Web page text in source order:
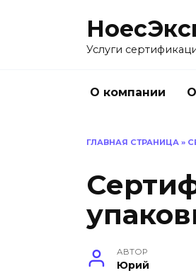
Услуги
О компании
ГЛАВНАЯ СТРАНИЦА »
АВТОР
Юрий